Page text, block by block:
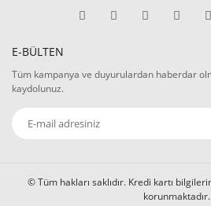
E-BÜLTEN
Tüm kampanya ve duyurulardan haberdar
kaydolunuz.
© Tüm hakları saklıdır. Kredi kartı
korunmaktadır.